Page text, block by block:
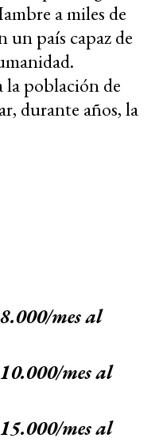
a miles de
un país capaz de
población de
durante años, la
mes al
mes al
mes al